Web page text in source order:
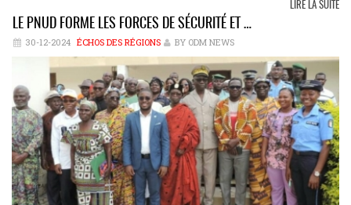
LIRE LA SUITE
LE PNUD FORME LES FORCES DE SÉCURITÉ ET …
30-12-2024 ÉCHOS DES RÉGIONS BY ODM NEWS